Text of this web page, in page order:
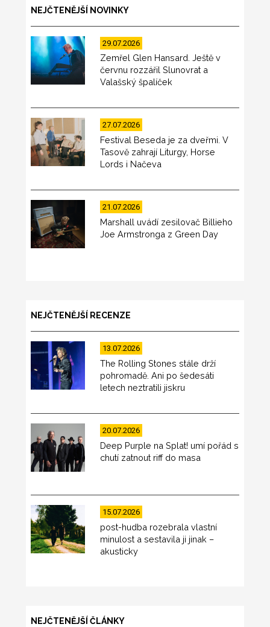
NEJČTENĚJŠÍ NOVINKY
29.07.2026
Zemřel Glen Hansard. Ještě v
červnu rozzářil Slunovrat a
Valašský špalíček
27.07.2026
Festival Beseda je za dveřmi. V
Tasově zahrají Liturgy, Horse
Lords i Načeva
21.07.2026
Marshall uvádí zesilovač Billieho
Joe Armstronga z Green Day
NEJČTENĚJŠÍ RECENZE
13.07.2026
The Rolling Stones stále drží
pohromadě. Ani po šedesáti
letech neztratili jiskru
20.07.2026
Deep Purple na Splat! umí pořád s
chutí zatnout riff do masa
15.07.2026
post-hudba rozebrala vlastní
minulost a sestavila ji jinak –
akusticky
NEJČTENĚJŠÍ ČLÁNKY